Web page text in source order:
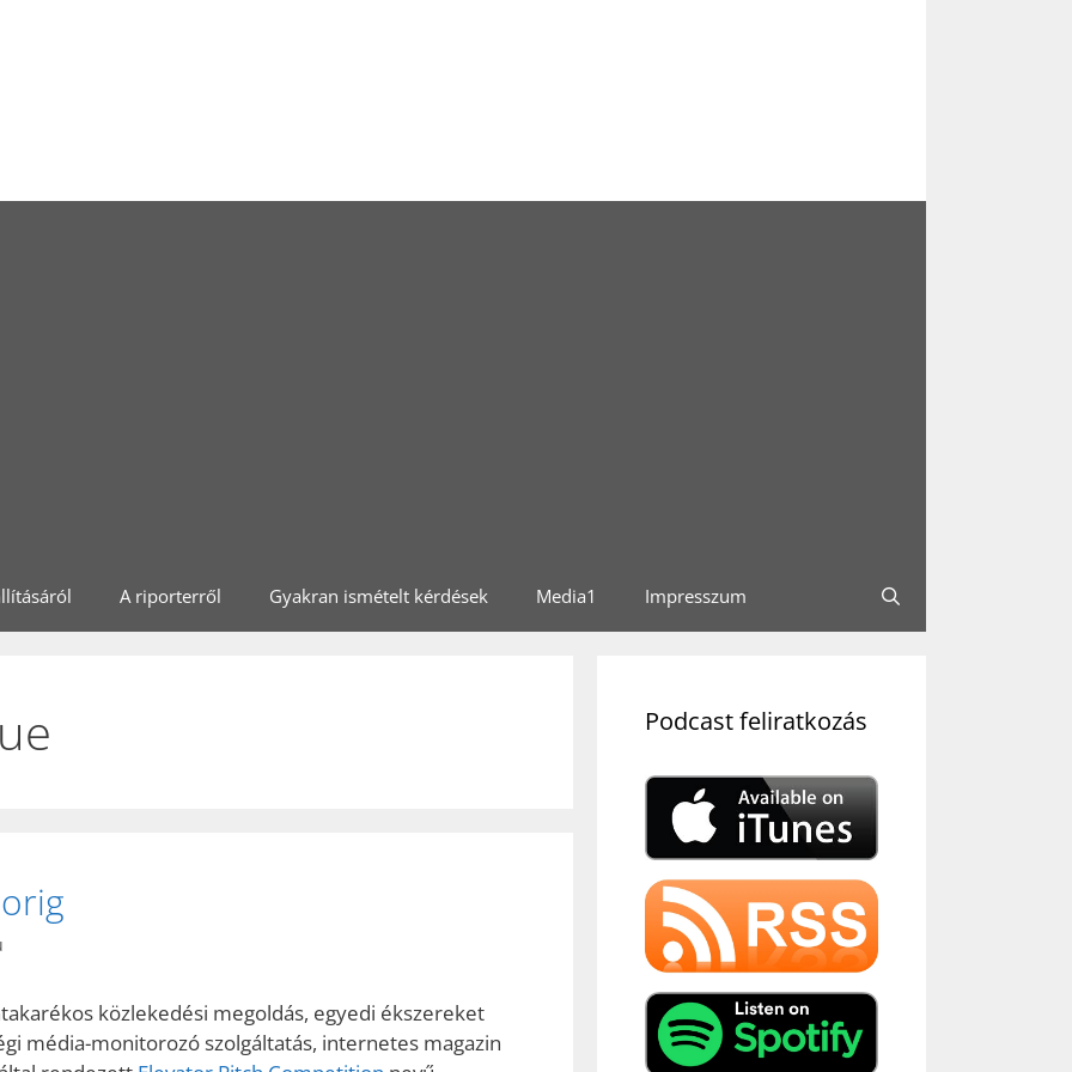
A riporterről Gyakran ismételt kérdések Media1 Impresszum
közlekedési megoldás, egyedi ékszereket
média-monitorozó szolgáltatás, internetes magazin
Podcast feliratkozás